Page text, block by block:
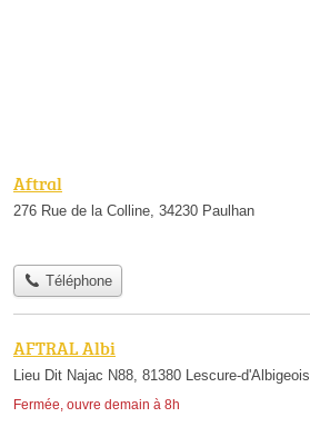
Aftral
276 Rue de la Colline, 34230 Paulhan
Téléphone
AFTRAL Albi
Lieu Dit Najac N88, 81380 Lescure-d'Albigeois
Fermée, ouvre demain à 8h